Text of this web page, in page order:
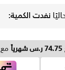
نفدت الكمية:
74.75 ر.س شهرياً مع